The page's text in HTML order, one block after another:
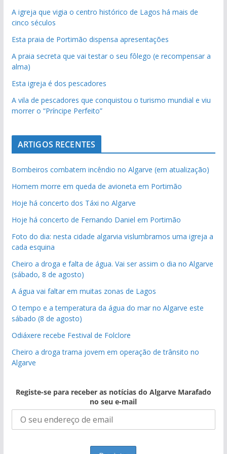
A igreja que vigia o centro histórico de Lagos há mais de
cinco séculos
Esta praia de Portimão dispensa apresentações
A praia secreta que vai testar o seu fôlego (e recompensar a
alma)
Esta igreja é dos pescadores
A vila de pescadores que conquistou o turismo mundial e viu
morrer o “Príncipe Perfeito”
ARTIGOS RECENTES
Bombeiros combatem incêndio no Algarve (em atualização)
Homem morre em queda de avioneta em Portimão
Hoje há concerto dos Táxi no Algarve
Hoje há concerto de Fernando Daniel em Portimão
Foto do dia: nesta cidade algarvia vislumbramos uma igreja a
cada esquina
Cheiro a droga e falta de água. Vai ser assim o dia no Algarve
(sábado, 8 de agosto)
A água vai faltar em muitas zonas de Lagos
O tempo e a temperatura da água do mar no Algarve este
sábado (8 de agosto)
Odiáxere recebe Festival de Folclore
Cheiro a droga trama jovem em operação de trânsito no
Algarve
Registe-se para receber as notícias do Algarve Marafado
no seu e-mail